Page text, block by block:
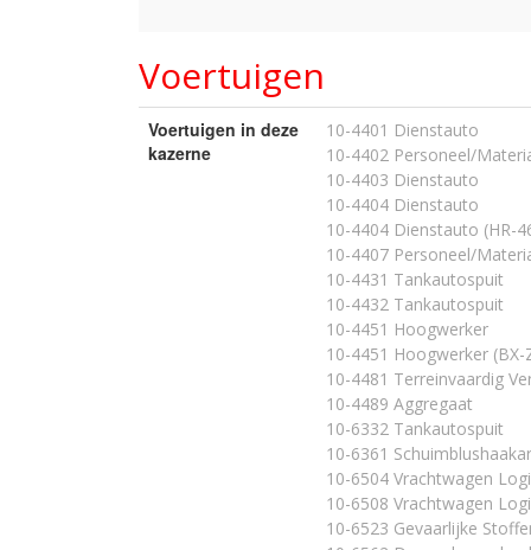
Voertuigen
Voertuigen in deze
kazerne
10-4401 Dienstauto
10-4402 Personeel/
10-4403 Dienstauto
10-4404 Dienstauto
10-4404 Dienstauto (HR-
10-4407 Personeel/
10-4431 Tankautospuit
10-4432 Tankautospuit
10-4451 Hoogwerker
10-4451 Hoogwerker (BX-
10-4481 Terreinvaardig
10-4489 Aggregaat
10-6332 Tankautospuit
10-6361
10-6504 Vrachtwagen
10-6508 Vrachtwagen
10-6523 Gevaarlijke